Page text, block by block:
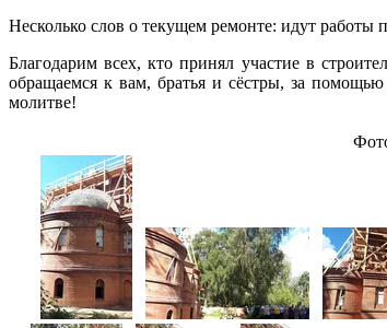
Несколько слов о текущем ремонте: идут
Благодарим всех, кто принял участие в
обращаемся к вам, братья и сёстры, за
молитве!